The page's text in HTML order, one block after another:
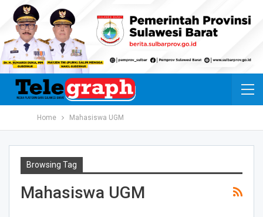
Home Mahasiswa UGM
Browsing Tag
Mahasiswa UGM